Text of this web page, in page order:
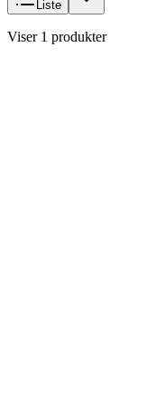
Liste
Viser 1 produkter